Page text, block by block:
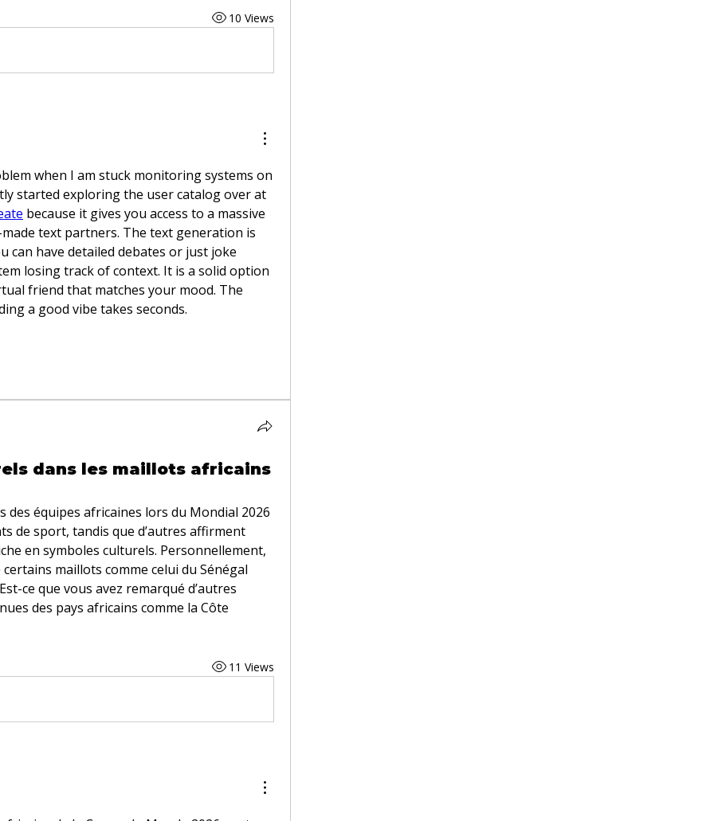
10 Views
when I am stuck monitoring systems on
because it gives you access to a massive
text partners. The text generation is
can have detailed debates or just joke
losing track of context. It is a solid option
friend that matches your mood. The
a good vibe takes seconds.
dans les maillots africains
des équipes africaines lors du Mondial 2026
de sport, tandis que d’autres affirment
en symboles culturels. Personnellement,
maillots comme celui du Sénégal
ce que vous avez remarqué d’autres
des pays africains comme la Côte
11 Views